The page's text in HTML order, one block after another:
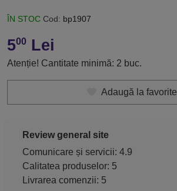
ÎN STOC Cod: bp1907
500Lei
Atenție! Cantitate minimă: 2 buc.
Adaugă la favorite
Review general site
Comunicare și servicii: 4.9
Calitatea produselor: 5
Livrarea comenzii: 5